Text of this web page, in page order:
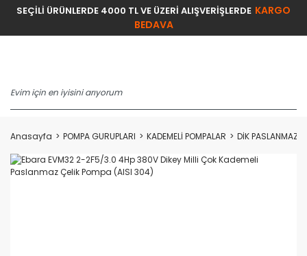
SEÇİLİ ÜRÜNLERDE 4000 TL VE ÜZERİ ALIŞVERİŞLERDE KARGO
BEDAVA
Anasayfa POMPA GURUPLARI KADEMELİ POMPALAR DİK PASLANMAZ